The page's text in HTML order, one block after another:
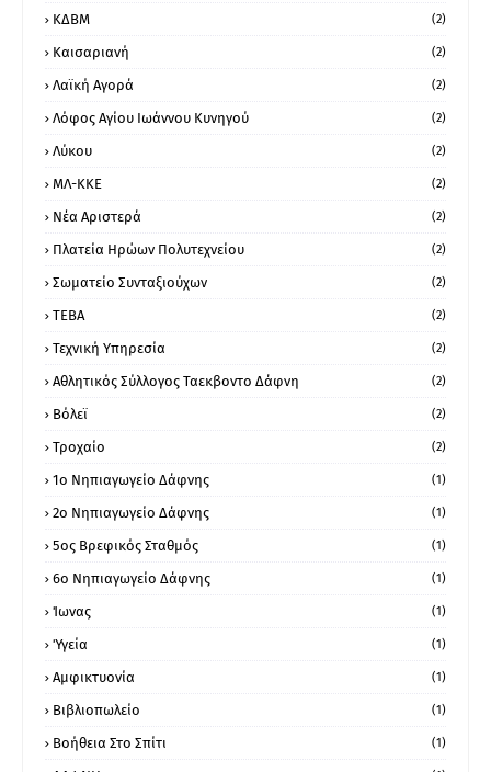
ΚΔΒΜ (2)
Καισαριανή (2)
Λαϊκή Αγορά (2)
Λόφος Αγίου Ιωάννου Κυνηγού (2)
Λύκου (2)
ΜΛ-ΚΚΕ (2)
Νέα Αριστερά (2)
Πλατεία Ηρώων Πολυτεχνείου (2)
Σωματείο Συνταξιούχων (2)
ΤΕΒΑ (2)
Τεχνική Υπηρεσία (2)
Αθλητικός Σύλλογος Ταεκβοντο Δάφνη (2)
Βόλεϊ (2)
Τροχαίο (2)
1ο Νηπιαγωγείο Δάφνης (1)
2ο Νηπιαγωγείο Δάφνης (1)
5ος Βρεφικός Σταθμός (1)
6ο Νηπιαγωγείο Δάφνης (1)
Ίωνας (1)
Ύγεία (1)
Αμφικτυονία (1)
Βιβλιοπωλείο (1)
Βοήθεια Στο Σπίτι (1)